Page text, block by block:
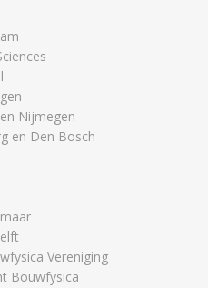
Nijmegen
en Den Bosch
Vereniging
Bouwfysica